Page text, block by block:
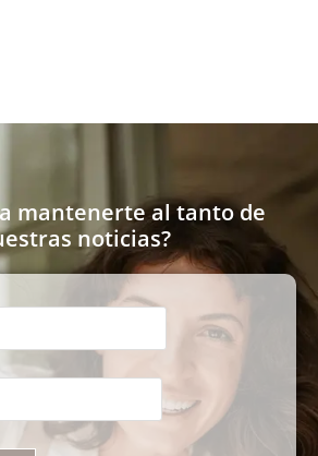
mantenerte al tanto de
noticias?